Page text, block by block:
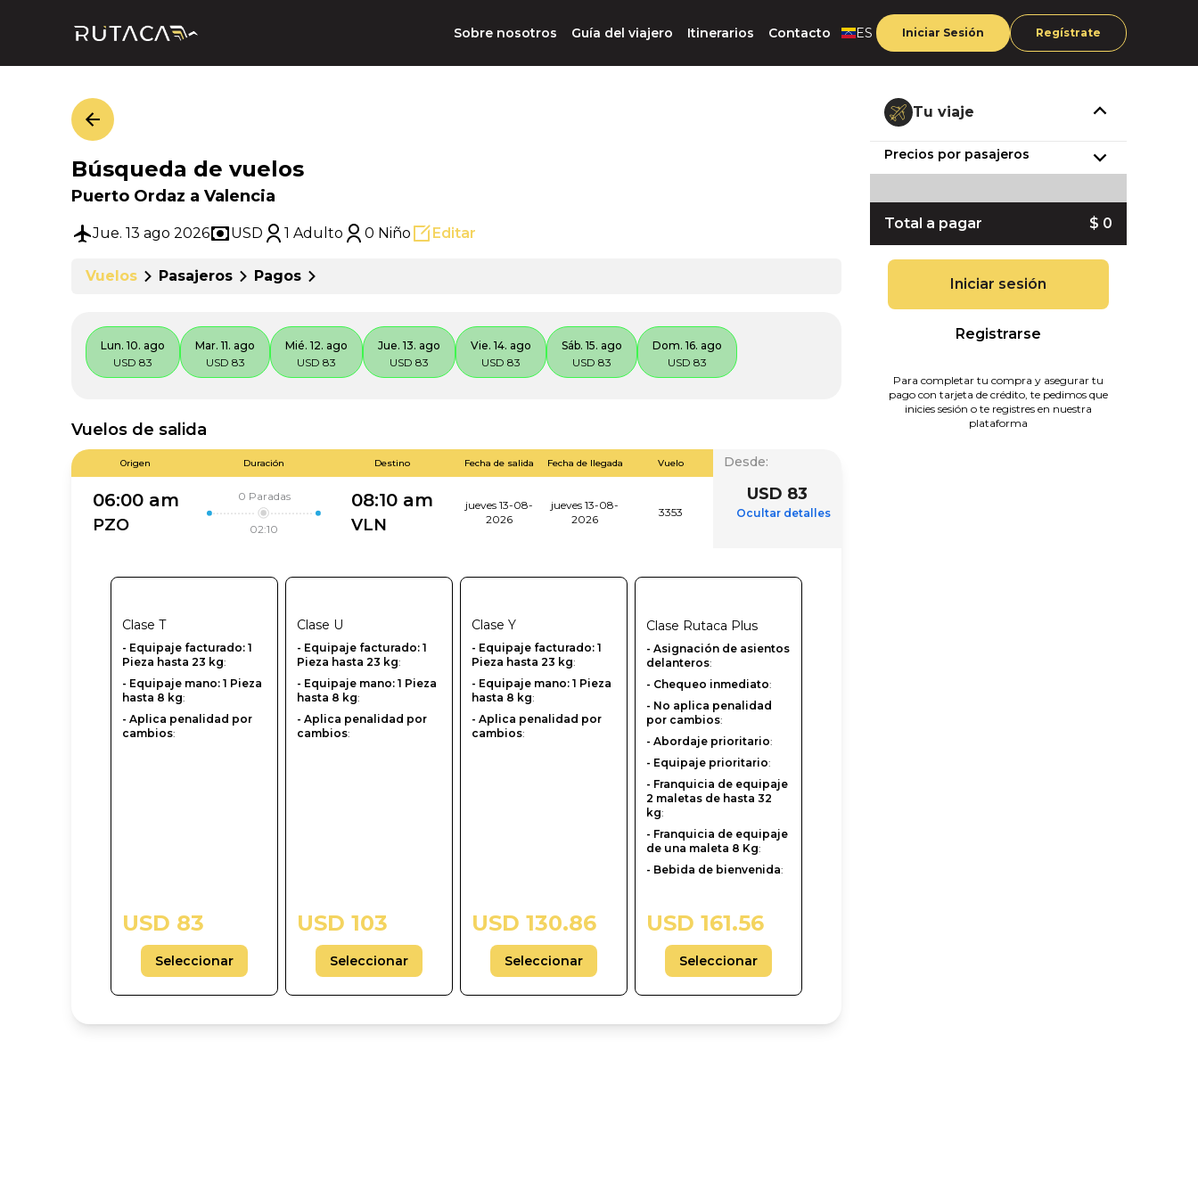
Sobre nosotros Guía del viajero Itinerarios Contacto ES Iniciar Sesión Regístrate
Búsqueda de vuelos
Puerto Ordaz a Valencia
Jue. 13 ago 2026 USD 1 Adulto 0 Niño Editar
Vuelos Pasajeros Pagos
Lun. 10. ago
USD 83
Mar. 11. ago
USD 83
Mié. 12. ago
USD 83
Jue. 13. ago
USD 83
Vie. 14. ago
USD 83
Sáb. 15. ago
USD 83
Dom. 16. ago
USD 83
Vuelos de salida
Origen Duración Destino Fecha de salida Fecha de llegada Vuelo
06:00 am
PZO
0 Paradas
02:10
08:10 am
VLN
jueves 13-08-
2026
jueves 13-08-
2026
3353
Desde:
USD 83
Ocultar detalles
Clase T
- Equipaje facturado: 1
Pieza hasta 23 kg:
- Equipaje mano: 1 Pieza
hasta 8 kg:
- Aplica penalidad por
cambios:
USD 83
Seleccionar
Clase U
-‎ Equipaje facturado: 1
Pieza hasta 23 kg:
- Equipaje mano: 1 Pieza
hasta 8 kg:
- Aplica penalidad por
cambios:
USD 103
Seleccionar
Clase Y
-‎ Equipaje facturado: 1
Pieza hasta 23 kg:
- Equipaje mano: 1 Pieza
hasta 8 kg:
- Aplica penalidad por
cambios:
USD 130.86
Seleccionar
Clase Rutaca Plus
- Asignación de asientos
delanteros:
- Chequeo inmediato:
- No aplica penalidad
por cambios:
- Abordaje prioritario:
- Equipaje prioritario:
- Franquicia de equipaje
2 maletas de hasta 32
kg:
- Franquicia de equipaje
de una maleta 8 Kg:
- Bebida de bienvenida:
USD 161.56
Seleccionar
Tu viaje
Precios por pasajeros
Total a pagar $ 0
Iniciar sesión
Registrarse
Para completar tu compra y asegurar tu
pago con tarjeta de crédito, te pedimos que
inicies sesión o te registres en nuestra
plataforma